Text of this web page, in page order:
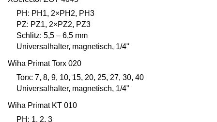
PH: PH1, 2×PH2, PH3
PZ: PZ1, 2×PZ2, PZ3
Schlitz: 5,5 – 6,5 mm
Universalhalter, magnetisch, 1/4"
Wiha Primat Torx 020
Torx: 7, 8, 9, 10, 15, 20, 25, 27, 30, 40
Universalhalter, magnetisch, 1/4"
Wiha Primat KT 010
PH: 1, 2, 3